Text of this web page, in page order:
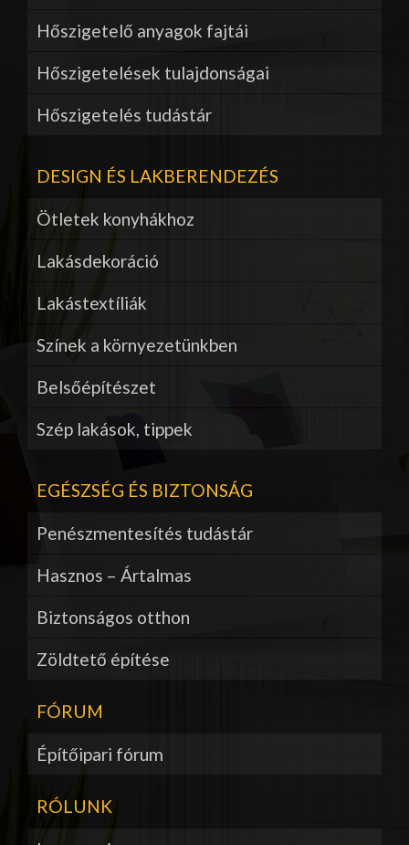
Hőszigetelő anyagok fajtái
Hőszigetelések tulajdonságai
Hőszigetelés tudástár
DESIGN ÉS LAKBERENDEZÉS
Ötletek konyhákhoz
Lakásdekoráció
Lakástextíliák
Színek a környezetünkben
Belsőépítészet
Szép lakások, tippek
EGÉSZSÉG ÉS BIZTONSÁG
Penészmentesítés tudástár
Hasznos – Ártalmas
Biztonságos otthon
Zöldtető építése
FÓRUM
Építőipari fórum
RÓLUNK